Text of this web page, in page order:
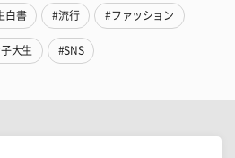
白書 #流行 #ファッション
大生 #SNS